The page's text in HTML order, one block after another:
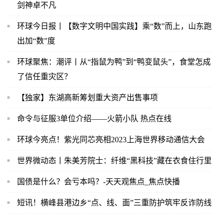
剑神卓不凡
环球今日报丨【数字文明中国实践】乘“数”而上，山东跑
出加“数”度
环球聚焦：潮评丨从“指鼠为鸭”到“鸭变鼠头”，食堂怎成
了信任重灾区？
【独家】东湖高新筹划重大资产出售事项
命令与征服3单位介绍——火箭小队 热点在线
环球今亮点！紫光同芯亮相2023上海世界移动通信大会
世界微动态丨朱美芳院士：纤维“黑科技”藏在衣食住行里
国债是什么？会亏本吗？-天天观焦点_焦点快播
短讯！横峰县港边乡“点、线、面”三重防护筑牢反诈防线